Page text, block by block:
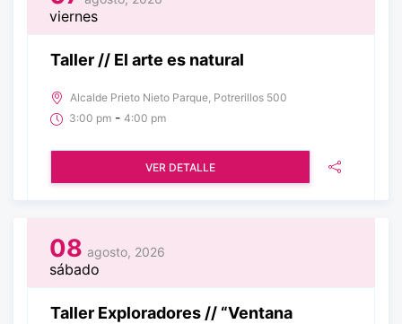
viernes
Taller // El arte es natural
Alcalde Prieto Nieto Parque, Potrerillos 500
3:00 pm - 4:00 pm
VER DETALLE
08 agosto, 2026
sábado
Taller Exploradores // “Ventana